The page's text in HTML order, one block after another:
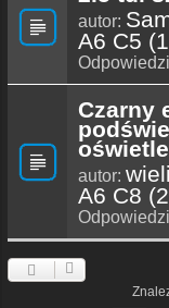
autor:
A6 C5
Czarny
autor:
A6 C8